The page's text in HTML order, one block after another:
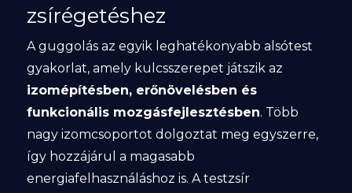
zsírégetéshez
A guggolás az egyik leghatékonyabb alsótest
gyakorlat, amely kulcsszerepet játszik az
izomépítésben, erőnövelésben és
funkcionális mozgásfejlesztésben. Több
nagy izomcsoportot dolgoztat meg egyszerre,
így hozzájárul a magasabb
energiafelhasználáshoz is. A testzsír